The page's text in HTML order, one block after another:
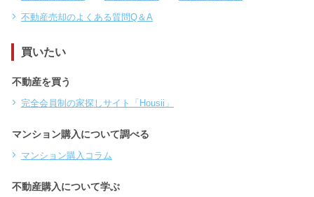
不動産売却のよくある質問Q＆A
買いたい
不動産を買う
完全会員制の家探しサイト「Housii」
マンション購入について調べる
マンション購入コラム
不動産購入について学ぶ